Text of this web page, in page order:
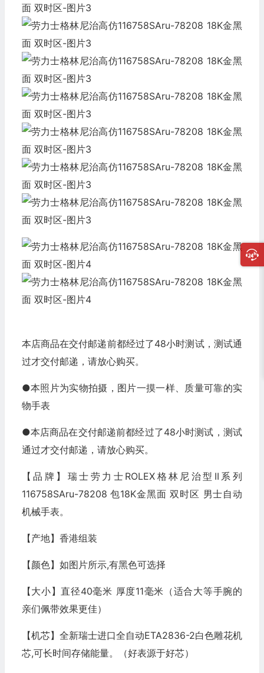
本店商品在交付邮递前都经过了48小时测试，测试通
过才交付邮递，请放心购买。
●本照片为实物拍摄，图片一摸一样、质量可靠的实
物手表
●本店商品在交付邮递前都经过了48小时测试，测试
通过才交付邮递，请放心购买。
【品牌】瑞士劳力士ROLEX格林尼治型II系列
116758SAru-78208 包18K金黑面 双时区 男士自动
机械手表。
【产地】香港组装
【颜色】如图片所示,有黑色可选择
【大小】直径40毫米 厚度11毫米（适合大等手腕的
亲们佩带效果更佳）
【机芯】全新瑞士进口全自动ETA2836-2白色雕花机
芯,可长时间存储能量。（好表源于好芯）